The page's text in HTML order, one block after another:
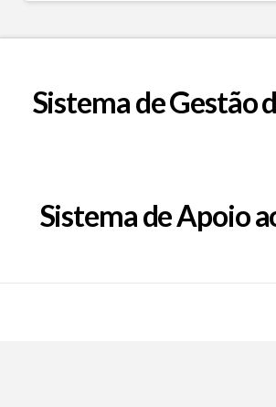
Sistema de Gestão
Sistema de Apoio